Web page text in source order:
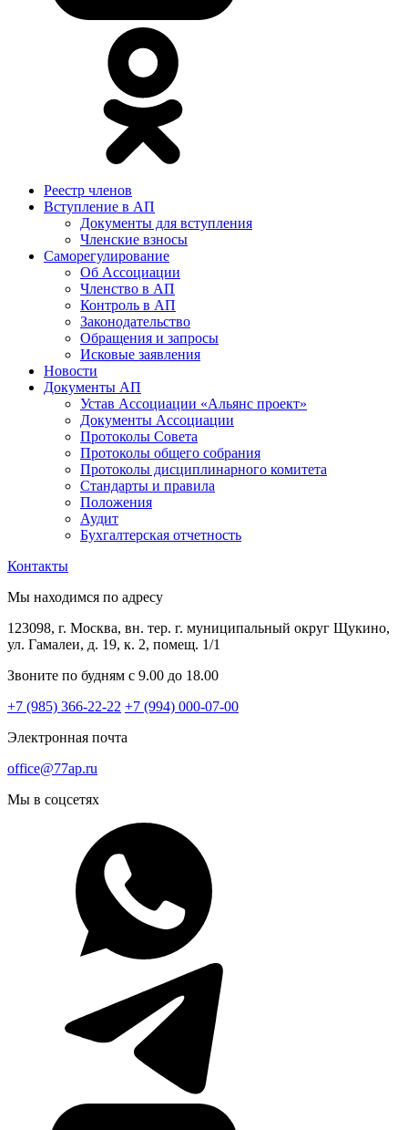
Реестр членов
Вступление в АП
Документы для вступления
Членские взносы
Саморегулирование
Об Ассоциации
Членство в АП
Контроль в АП
Законодательство
Обращения и запросы
Исковые заявления
Новости
Документы АП
Устав Ассоциации «Альянс проект»
Документы Ассоциации
Протоколы Совета
Протоколы общего собрания
Протоколы дисциплинарного комитета
Стандарты и правила
Положения
Аудит
Бухгалтерская отчетность
Контакты
Мы находимся по адресу
123098, г. Москва, вн. тер. г. муниципальный округ Щукино,
ул. Гамалеи, д. 19, к. 2, помещ. 1/1
Звоните по будням с 9.00 до 18.00
+7 (985) 366-22-22 +7 (994) 000-07-00
Электронная почта
office@77ap.ru
Мы в соцсетях